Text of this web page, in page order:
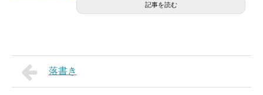
記事を読む
落書き